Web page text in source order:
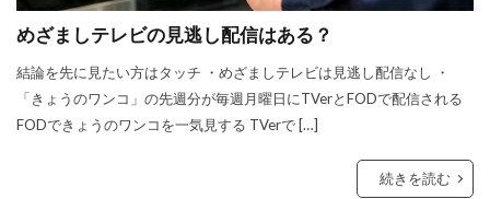
めざましテレビの見逃し配信はある？
結論を先に見たい方はタッチ ・めざましテレビは見逃し配信なし ・
「きょうのワンコ」の先週分が毎週月曜日にTVerとFODで配信される
FODできょうのワンコを一気見する TVerで […]
続きを読む